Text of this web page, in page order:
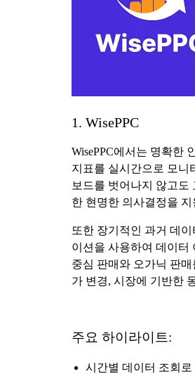
1. WisePPC
WisePPC에서는 명확한
지표를 실시간으로 모니
보드를 벗어나지 않고
한 현명한 의사결정을
또한 장기적인 과거 데
이션을 사용하여 데이터
중심 판매와 오가닉 판
가 변경, 시장에 기반한
주요 하이라이트:
시간별 데이터 조회